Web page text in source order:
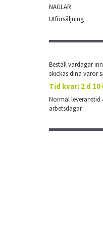
NAGLAR
Utförsäljning
Beställ vardagar
skickas dina varor
Tid kvar: 2 d 10
Normal leveranstid
arbetsdagar.